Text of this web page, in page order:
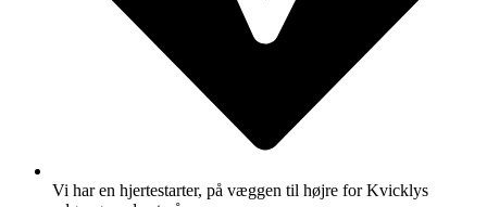
Vi har en hjertestarter, på væggen til højre for Kvicklys